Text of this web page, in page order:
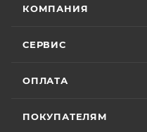
КОМПАНИЯ
СЕРВИС
ОПЛАТА
ПОКУПАТЕЛЯМ